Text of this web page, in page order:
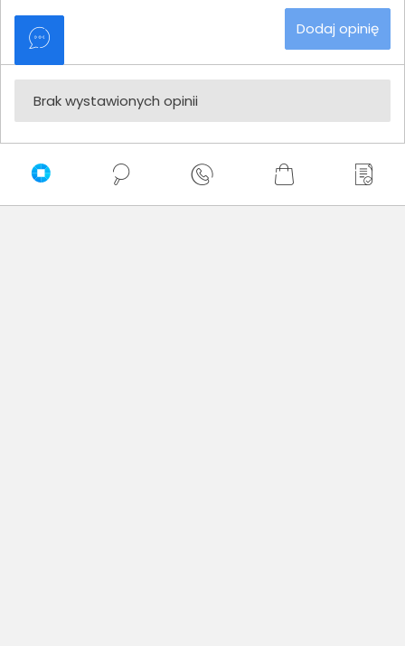
Dodaj opinię
Brak wystawionych opinii
Zaufali nam